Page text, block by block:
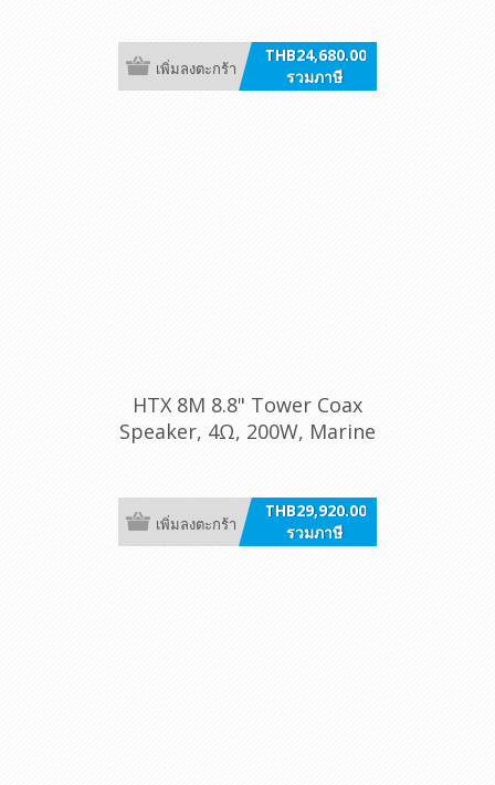
THB24,680.00
รวมภาษี
เพิ่มลงตะกร้า
HTX 8M 8.8" Tower Coax
Speaker, 4Ω, 200W, Marine
THB29,920.00
รวมภาษี
เพิ่มลงตะกร้า